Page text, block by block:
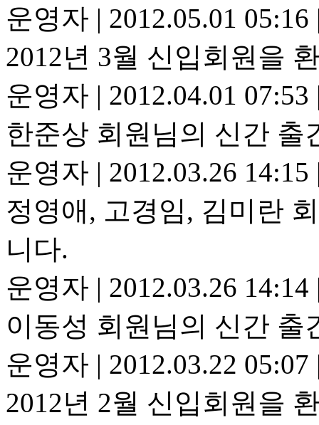
운영자 | 2012.05.01 05:16
2012년 3월 신입회원을
운영자 | 2012.04.01 07:53
한준상 회원님의 신간 출
운영자 | 2012.03.26 14:15
정영애, 고경임, 김미란
니다.
운영자 | 2012.03.26 14:14
이동성 회원님의 신간 출
운영자 | 2012.03.22 05:07
2012년 2월 신입회원을